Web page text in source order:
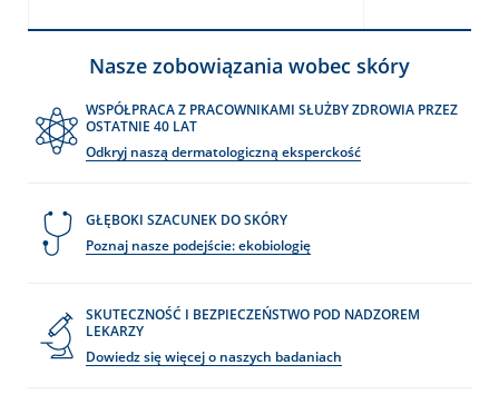
Nasze zobowiązania wobec skóry
WSPÓŁPRACA Z PRACOWNIKAMI SŁUŻBY ZDROWIA PRZEZ
OSTATNIE 40 LAT
Odkryj naszą dermatologiczną eksperckość
GŁĘBOKI SZACUNEK DO SKÓRY
Poznaj nasze podejście: ekobiologię
SKUTECZNOŚĆ I BEZPIECZEŃSTWO POD NADZOREM
LEKARZY
Dowiedz się więcej o naszych badaniach